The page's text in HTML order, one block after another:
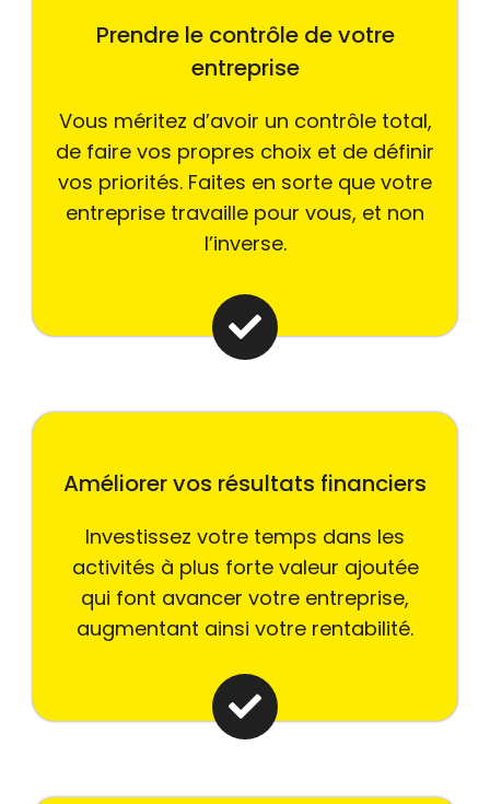
Prendre le contrôle de votre
entreprise
Vous méritez d’avoir un contrôle total,
de faire vos propres choix et de définir
vos priorités. Faites en sorte que votre
entreprise travaille pour vous, et non
l’inverse.
Améliorer vos résultats financiers
Investissez votre temps dans les
activités à plus forte valeur ajoutée
qui font avancer votre entreprise,
augmentant ainsi votre rentabilité.